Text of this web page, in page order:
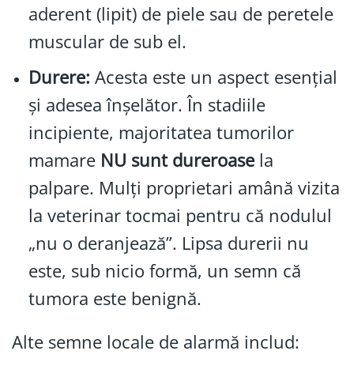
aderent (lipit) de piele sau de peretele
muscular de sub el.
Durere: Acesta este un aspect esențial
și adesea înșelător. În stadiile
incipiente, majoritatea tumorilor
mamare NU sunt dureroasela
palpare. Mulți proprietari amână vizita
la veterinar tocmai pentru că nodulul
„nu o deranjează”. Lipsa durerii nu
este, sub nicio formă, un semn că
tumora este benignă.
Alte semne locale de alarmă includ: